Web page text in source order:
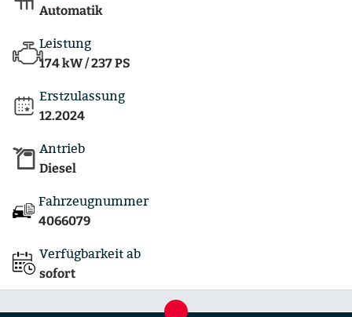
Automatik
Leistung
174 kW / 237 PS
Erstzulassung
12.2024
Antrieb
Diesel
Fahrzeugnummer
4066079
Verfügbarkeit ab
sofort